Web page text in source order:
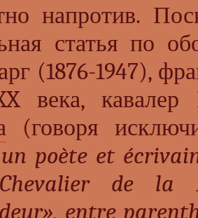
напротив.
статья по
(1876-1947),
века,
(говоря
poète et
de
», entre